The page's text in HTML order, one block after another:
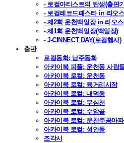
- 로컬아티스트의 탄생(출판
- 로컬레코드페스타 in 라오
- 제2회 운천백일장 in 라오
- 제1회 운천백일장(백일장)
- J-CINNECT DAY(로컬행사)
출판
로컬동화: 남주동화
아카이북 피플: 운천동 사람
아카이북 로컬: 운천동
아카이북 로컬: 육거리시장
아카이북 로컬: 내덕동
아카이북 로컬: 무심천
아카이북 로컬: 수암골
아카이북 로컬: 운천주공아
아카이북 로컬: 성안동
조각시